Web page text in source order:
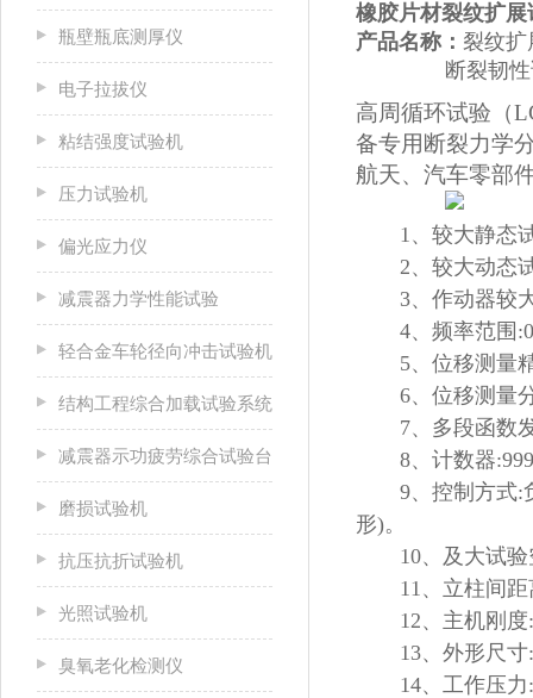
瓶壁瓶底测厚仪
电子拉拔仪
粘结强度试验机
压力试验机
偏光应力仪
减震器力学性能试验
轻合金车轮径向冲击试验机
结构工程综合加载试验系统
减震器示功疲劳综合试验台
磨损试验机
抗压抗折试验机
光照试验机
臭氧老化检测仪
橡胶片材裂纹扩展
产品名称： 裂纹扩
断裂韧
高周循环试验（
备专用断裂力学
航天、汽车零部
1、较大静态
2、较大动态
3、作动器较
4、频率范围
5、位移测量
6、位移测量
7、多段函数
8、计数器
9、控制方式:
形)。
10、及大试
11、立柱间
12、主机刚
13、外形尺
14、工作压力